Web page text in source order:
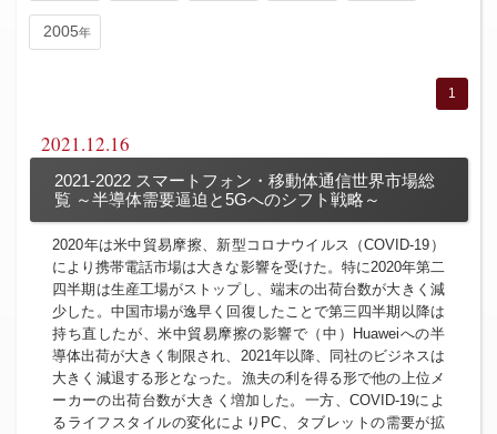
2005
1
2021.12.16
2021-2022 スマートフォン・移動体通信世界市場総
覧 ～半導体需要逼迫と5Gへのシフト戦略～
2020年は米中貿易摩擦、新型コロナウイルス（COVID-19）
により携帯電話市場は大きな影響を受けた。特に2020年第二
四半期は生産工場がストップし、端末の出荷台数が大きく減
少した。中国市場が逸早く回復したことで第三四半期以降は
持ち直したが、米中貿易摩擦の影響で（中）Huaweiへの半
導体出荷が大きく制限され、2021年以降、同社のビジネスは
大きく減退する形となった。漁夫の利を得る形で他の上位メ
ーカーの出荷台数が大きく増加した。一方、COVID-19によ
るライフスタイルの変化によりPC、タブレットの需要が拡